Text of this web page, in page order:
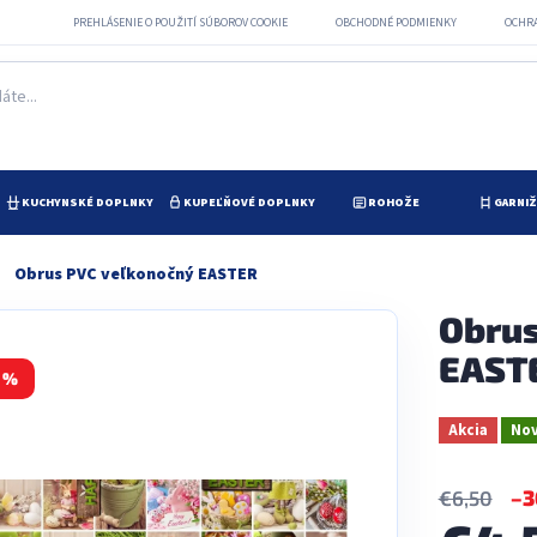
PREHLÁSENIE O POUŽITÍ SÚBOROV COOKIE OBCHODNÉ PODMIENKY
KUCHYNSKÉ DOPLNKY KUPEĽŇOVÉ DOPLNKY ROHOŽE
Obrus PVC veľkonočný EASTER
Akcia
€6,50